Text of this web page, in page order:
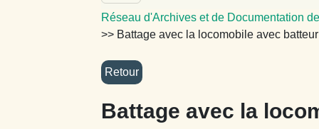
Réseau d'Archives et de Documentation
>> Battage avec la locomobile avec
Battage avec la